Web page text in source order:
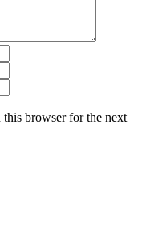
this browser for the next